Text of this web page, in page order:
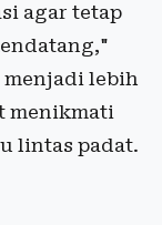
agar tetap
menjadi lebih
menikmati
lintas padat.